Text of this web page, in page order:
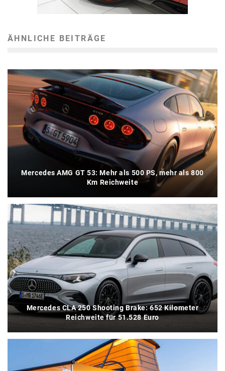
ÄHNLICHE BEITRÄGE
Mercedes AMG GT 53: Mehr als 500 PS, mehr als 800
Km Reichweite
Mercedes CLA 250 Shooting Brake: 652 Kilometer
Reichweite für 51.528 Euro